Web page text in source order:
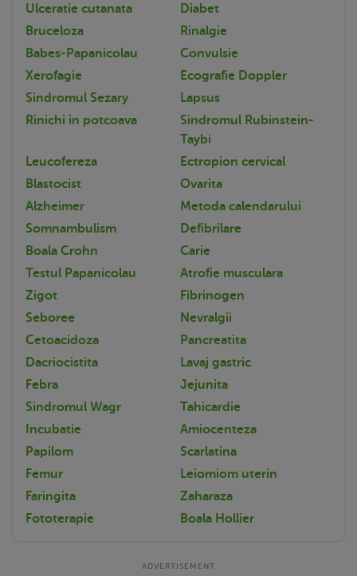
Ulceratie cutanata
Diabet
Bruceloza
Rinalgie
Babes-Papanicolau
Convulsie
Xerofagie
Ecografie Doppler
Sindromul Sezary
Lapsus
Rinichi in potcoava
Sindromul Rubinstein-
Taybi
Leucofereza
Ectropion cervical
Blastocist
Ovarita
Alzheimer
Metoda calendarului
Somnambulism
Defibrilare
Boala Crohn
Carie
Testul Papanicolau
Atrofie musculara
Zigot
Fibrinogen
Seboree
Nevralgii
Cetoacidoza
Pancreatita
Dacriocistita
Lavaj gastric
Febra
Jejunita
Sindromul Wagr
Tahicardie
Incubatie
Amiocenteza
Papilom
Scarlatina
Femur
Leiomiom uterin
Faringita
Zaharaza
Fototerapie
Boala Hollier